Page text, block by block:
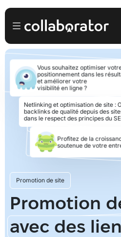
Pour les Annonceurs
Pour les Éditeurs
Pour les agences
Podcasts et webinaires
Blog
Réserver une démo
Langues
Se
Promotion de site
Promotion
avec des
Vous souhaitez optimiser
positionnement dans les
et améliorer votre
visibilité en ligne ?
Netlinking et optimisation de site :
backlinks de qualité depuis des
dans le respect des principes du
Profitez de la
soutenue de votre